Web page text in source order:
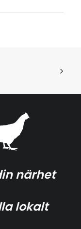
närhet
lokalt